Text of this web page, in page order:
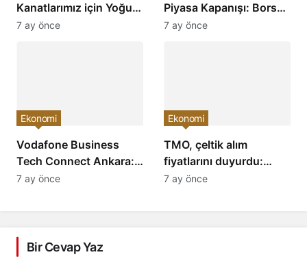
Kanatlarımız için Yoğun
Mesai: Türkiye’nin
7 ay önce
Piyasa Kapanışı: Borsa,
Dolar, Altın ve Kripto
7 ay önce
Vodafone Business
Tech Connect Ankara:
Teknoloji Devrimi
Ekonomi
7 ay önce
TMO, çeltik alım
fiyatlarını duyurdu:
Baldo, cammeo ve
Ekonomi
7 ay önce
Bir Cevap Yaz